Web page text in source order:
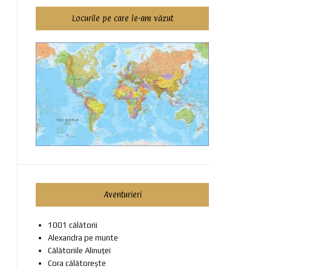
Locurile pe care le-am văzut
Aventurieri
1001 călătorii
Alexandra pe munte
Călătoriile Alinuței
Cora călătorește